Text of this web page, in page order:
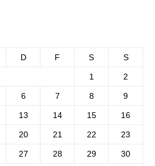
D F S S
1 2
6 7 8 9
13 14 15 16
20 21 22 23
27 28 29 30